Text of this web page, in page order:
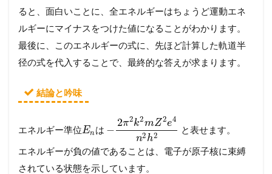
ると、面白いことに、全エネルギーはちょうど運動エネ
ルギーにマイナスをつけた値になることがわかります。
最後に、このエネルギーの式に、先ほど計算した軌道半
径の式を代入することで、最終的な答えが求まります。
結論と吟味
エネルギー準位Enは −
2π2k2mZ2e4
n2 h2
と表せます。
エネルギーが負の値であることは、電子が原子核に束縛
されている状態を示しています。